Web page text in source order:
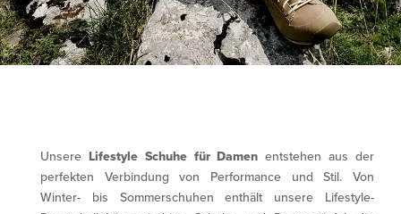
Unsere Lifestyle Schuhe für Damen entstehen aus der
perfekten Verbindung von Performance und Stil. Von
Winter- bis Sommerschuhen enthält unsere Lifestyle-